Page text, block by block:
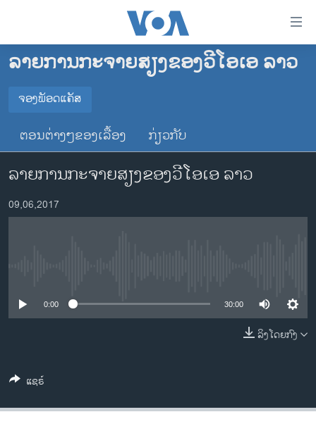
ເຂົ້າ
ຂ້າມ
ໄປ
ຊອກ
ຄົ້ນ
ໂຮມເພຈ
ລາວ
ອາເມຣິກາ
ການເລືອກຕັ້ງ ປະທານາທີບໍດີ ສະຫະລັດ 2024
ຂ່າວ​ຈີນ
ໂລກ
ຊຸມຊົນຊາວລາວ
ພາສາອັງກິດ
ວີດີໂອ
ລາຍການກະຈາຍສຽງຂອງວີໂອເອ ລາວ
ຈອງພັອດແຄັສ
ຈອງພັອດແຄັສ
ຕອນຕ່າງໆຂອງເລື້ອງ ກ່ຽວກັບ
ລາຍການກະຈາຍສຽງຂອງວີໂອເອ ລາວ
09,06,2017
0:00 30:00
ລິງໂດຍກົງ
ແຊຣ໌